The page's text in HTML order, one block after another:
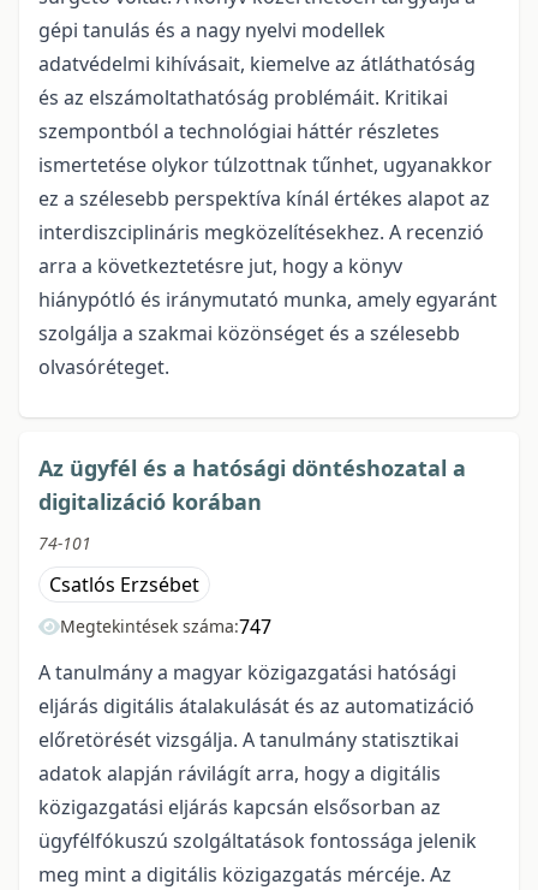
gépi tanulás és a nagy nyelvi modellek
adatvédelmi kihívásait, kiemelve az átláthatóság
és az elszámoltathatóság problémáit. Kritikai
szempontból a technológiai háttér részletes
ismertetése olykor túlzottnak tűnhet, ugyanakkor
ez a szélesebb perspektíva kínál értékes alapot az
interdiszciplináris megközelítésekhez. A recenzió
arra a következtetésre jut, hogy a könyv
hiánypótló és iránymutató munka, amely egyaránt
szolgálja a szakmai közönséget és a szélesebb
olvasóréteget.
Az ügyfél és a hatósági döntéshozatal a
digitalizáció korában
74-101
Csatlós Erzsébet
Megtekintések száma:747
A tanulmány a magyar közigazgatási hatósági
eljárás digitális átalakulását és az automatizáció
előretörését vizsgálja. A tanulmány statisztikai
adatok alapján rávilágít arra, hogy a digitális
közigazgatási eljárás kapcsán elsősorban az
ügyfélfókuszú szolgáltatások fontossága jelenik
meg mint a digitális közigazgatás mércéje. Az